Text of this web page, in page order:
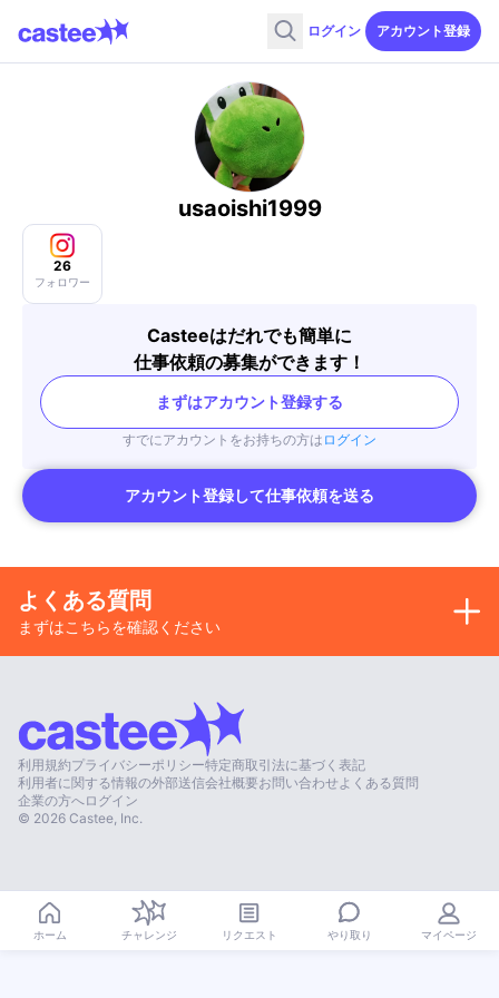
ログイン アカウント登録
usaoishi1999
26
フォロワー
Casteeはだれでも簡単に
仕事依頼の募集ができます！
まずはアカウント登録する
すでにアカウントをお持ちの方は ログイン
アカウント登録して仕事依頼を送る
よくある質問
まずはこちらを確認ください
利用規約プライバシーポリシー特定商取引法に基づく表記
利用者に関する情報の外部送信会社概要お問い合わせ よくある質問
企業の方へログイン
© 2026 Castee, Inc.
ホーム チャレンジ リクエスト やり取り マイページ